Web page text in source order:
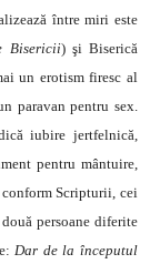
între miri este
Bisericii) şi Biserică
un erotism firesc al
paravan pentru sex.
iubire jertfelnică,
pentru mântuire,
conform Scripturii, cei
persoane diferite
Dar de la începutul